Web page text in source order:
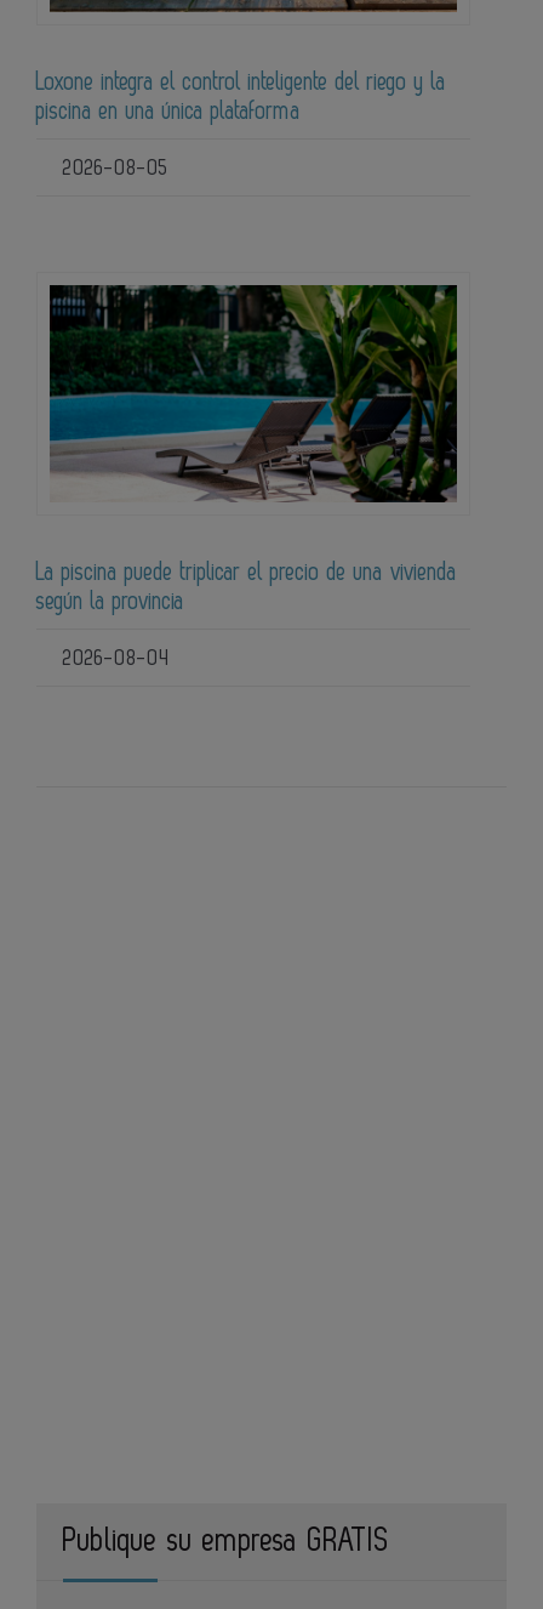
Loxone integra el control inteligente del riego y la
piscina en una única plataforma
2026-08-05
La piscina puede triplicar el precio de una vivienda
según la provincia
2026-08-04
Publique su empresa GRATIS